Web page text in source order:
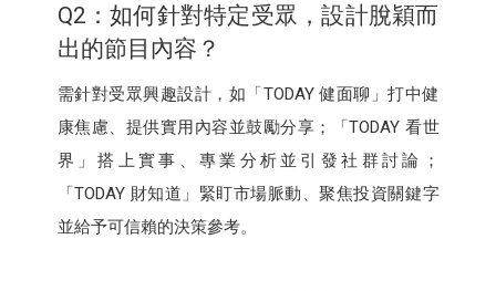
Q2：如何針對特定受眾，設計脫穎而
出的節目內容？
需針對受眾興趣設計，如「TODAY 健面聊」打中健
康焦慮、提供實用內容並鼓勵分享；「TODAY 看世
界」搭上實事、專業分析並引發社群討論；
「TODAY 財知道」緊盯市場脈動、聚焦投資關鍵字
並給予可信賴的決策參考。